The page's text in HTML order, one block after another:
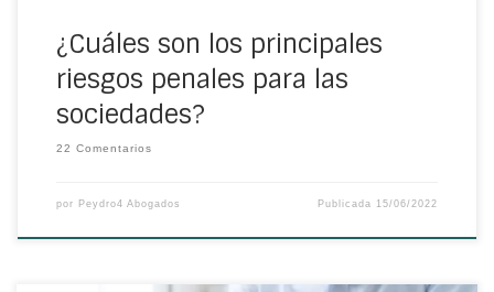
¿Cuáles son los principales
riesgos penales para las
sociedades?
22 Comentarios
por Peydro4 Abogados Publicada 15/06/2022